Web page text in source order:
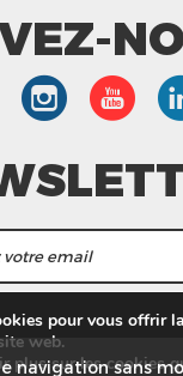
de Tang
navigation sans
pour vous offrir
web.
plus sur les cookies